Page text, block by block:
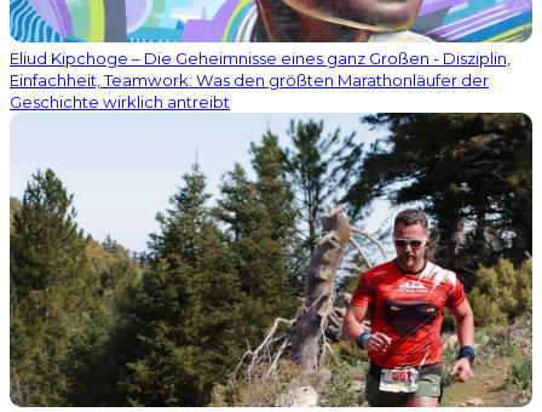
Eliud Kipchoge – Die Geheimnisse eines ganz Großen - Disziplin,
Einfachheit, Teamwork: Was den größten Marathonläufer der
Geschichte wirklich antreibt